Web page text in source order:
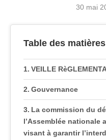
30 mai
Table des matières
VEILLE
Gouvernance
La commission du
l’Assemblée nationale
visant à garantir